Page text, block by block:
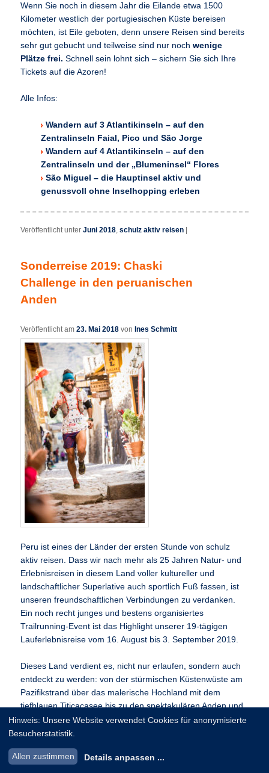
Wenn Sie noch in diesem Jahr die Eilande etwa 1500
Kilometer westlich der portugiesischen Küste bereisen
möchten, ist Eile geboten, denn unsere Reisen sind bereits
sehr gut gebucht und teilweise sind nur nochwenige
Plätze frei. Schnell sein lohnt sich – sichern Sie sich Ihre
Tickets auf die Azoren!
Alle Infos:
Wandern auf 3 Atlantikinseln – auf den
Zentralinseln Faial, Pico und São Jorge
Wandern auf 4 Atlantikinseln – auf den
Zentralinseln und der „Blumeninsel“ Flores
São Miguel – die Hauptinsel aktiv und
genussvoll ohne Inselhopping erleben
Veröffentlicht unter Juni 2018,schulz aktiv reisen
Sonderreise 2019: Chaski
Challenge in den peruanischen
Anden
Veröffentlicht am23. Mai 2018 von Ines Schmitt
Peru ist eines der Länder der ersten Stunde von schulz
aktiv reisen. Dass wir nach mehr als 25 Jahren Natur- und
Erlebnisreisen in diesem Land voller kultureller und
landschaftlicher Superlative auch sportlich Fuß fassen, ist
unseren freundschaftlichen Verbindungen zu verdanken.
Ein noch recht junges und bestens organisiertes
Trailrunning-Event ist das Highlight unserer 19-tägigen
Lauferlebnisreise vom 16. August bis 3. September 2019.
Dieses Land verdient es, nicht nur erlaufen, sondern auch
entdeckt zu werden: von der stürmischen Küstenwüste am
Pazifikstrand über das malerische Hochland mit dem
tiefblauen Titicacasee bis zu den spektakulären Anden und
der mystischen Ruinenstadt Machu Picchu. Die
Reise kombiniert alle Höhepunkten des Landes ideal – auf
unsere langjährige Erfahrung mit dem Tourablauf eine
Hinweis: Unsere Website verwendet Cookies für anonymisierte
Besucherstatistik.
Allen zustimmen Details anpassen ...